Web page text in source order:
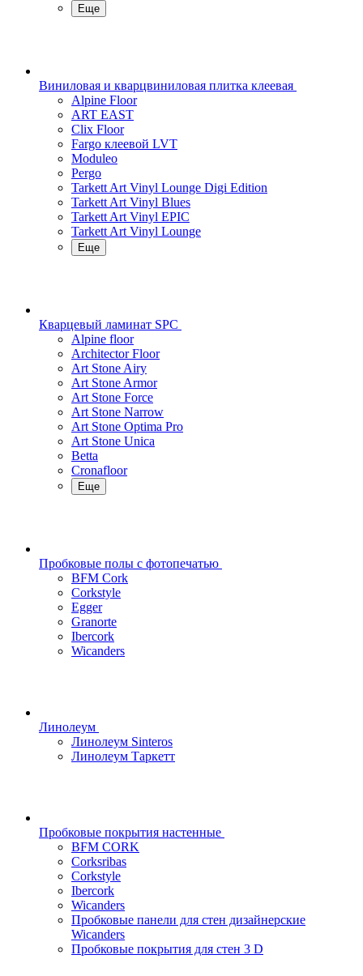
Еще
Виниловая и кварцвиниловая плитка клеевая
Alpine Floor
ART EAST
Clix Floor
Fargo клеевой LVT
Moduleo
Pergo
Tarkett Art Vinyl Lounge Digi Edition
Tarkett Art Vinyl Blues
Tarkett Art Vinyl EPIC
Tarkett Art Vinyl Lounge
Еще
Кварцевый ламинат SPC
Alpine floor
Architector Floor
Art Stone Airy
Art Stone Armor
Art Stone Force
Art Stone Narrow
Art Stone Optima Pro
Art Stone Unica
Betta
Cronafloor
Еще
Пробковые полы с фотопечатью
BFM Cork
Corkstyle
Egger
Granorte
Ibercork
Wicanders
Линолеум
Линолеум Sinteros
Линолеум Таркетт
Пробковые покрытия настенные
BFM CORK
Corksribas
Corkstyle
Ibercork
Wicanders
Пробковые панели для стен дизайнерские
Wicanders
Пробковые покрытия для стен 3 D